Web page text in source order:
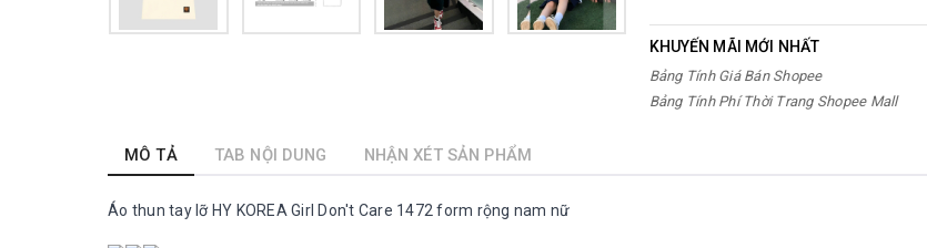
KHUYẾN MÃI MỚI NHẤT
Bảng Tính Giá Bán Shopee
Bảng Tính Phí Thời Trang Shopee Mall
MÔ TẢ TAB NỘI DUNG NHẬN XÉT SẢN PHẨM
Áo thun tay lỡ HY KOREA Girl Don't Care 1472 form rộng nam nữ